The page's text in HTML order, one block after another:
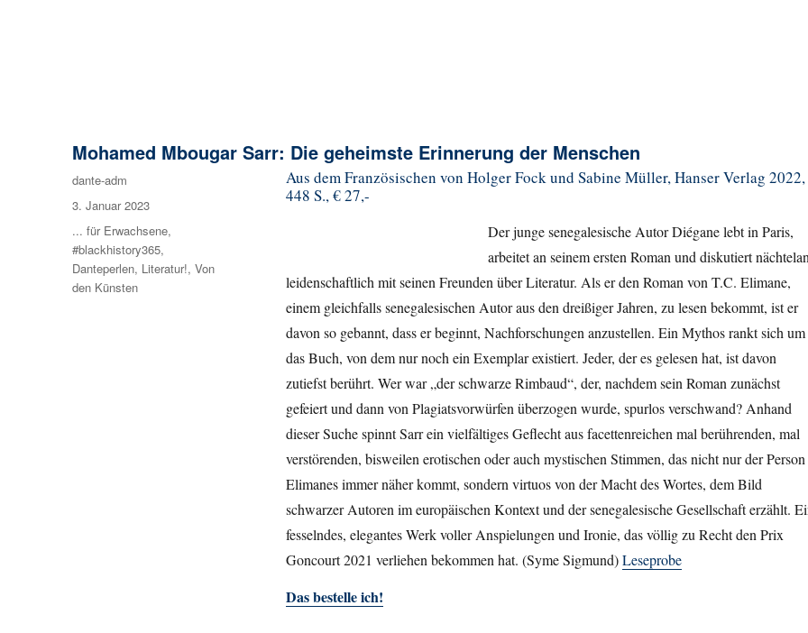
Mohamed Mbougar Sarr: Die geheimste Erinnerung der Menschen
Aus dem Französischen von Holger Fock und Sabine Müller, Hanser Verlag 2022,
448 S., € 27,-
Der junge senegalesische Autor Diégane lebt in Paris,
arbeitet an seinem ersten Roman und diskutiert
leidenschaftlich mit seinen Freunden über Literatur. Als er den Roman von T.C. Elimane,
einem gleichfalls senegalesischen Autor aus den dreißiger Jahren, zu lesen bekommt, ist er
davon so gebannt, dass er beginnt, Nachforschungen anzustellen. Ein Mythos rankt sich um
das Buch, von dem nur noch ein Exemplar existiert. Jeder, der es gelesen hat, ist davon
zutiefst berührt. Wer war „der schwarze Rimbaud“, der, nachdem sein Roman zunächst
gefeiert und dann von Plagiatsvorwürfen überzogen wurde, spurlos verschwand? Anhand
dieser Suche spinnt Sarr ein vielfältiges Geflecht aus facettenreichen mal berührenden, mal
verstörenden, bisweilen erotischen oder auch mystischen Stimmen, das nicht nur der Person
Elimanes immer näher kommt, sondern virtuos von der Macht des Wortes, dem Bild
schwarzer Autoren im europäischen Kontext und der senegalesische Gesellschaft erzählt.
fesselndes, elegantes Werk voller Anspielungen und Ironie, das völlig zu Recht den Prix
Goncourt 2021 verliehen bekommen hat. (Syme Sigmund)Leseprobe
Das bestelle ich!
Autor
dante-adm
Veröffentlicht
am
3. Januar 2023
Kategorien
... für Erwachsene,
#blackhistory365,
Danteperlen, Literatur!,Von
den Künsten